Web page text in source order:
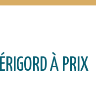
À PRIX